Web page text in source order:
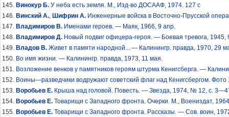
Винокур Б. У неба есть земля. М., Изд-во ДОСААФ, 1974. 127 с
Винский А., Шифрин А. Инженерные войска в Восточно-Прусской
Владимиров В. Именами героев. — Маяк, 1966, 9 апр.
Владимиров Д. Новый подвиг офицера-героя. — Боевая тревога, 1945,
Владов В. Живет в памяти народной... — Калинингр. правда, 1970, 29
Во имя жизни. — Калинингр. правда, 1973, 11 мая.
Возложение венков у памятников героям штурма Кенигсберга. —
Воины—разведчики водружают советский флаг над Кенигсбергом.
Воробьев Е. Крыша над головой. Повесть. — Звезда, 1974, № 12, с.
Воробьев Е. Товарищи с Западного фронта. Очерки. М., Воениздат,
Воробьев Е. Товарищи с Западного фронта. Рассказы. — Сов. воин,